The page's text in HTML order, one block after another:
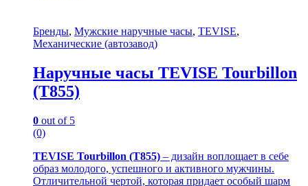
Бренды, Мужские наручные часы, TEVISE,
Механические (автозавод)
Наручные часы TEVISE Tourbillon
(T855)
0 out of 5
(0)
TEVISE Tourbillon (T855) – дизайн воплощает в себе
образ молодого, успешного и активного мужчины.
Отличительной чертой, которая придает особый шарм